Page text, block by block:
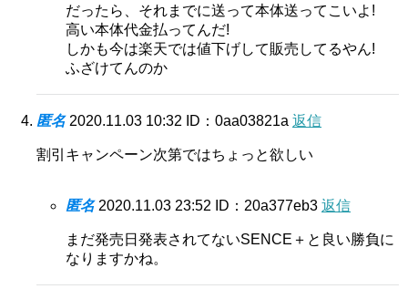
だったら、それまでに送って本体送ってこいよ!
高い本体代金払ってんだ!
しかも今は楽天では値下げして販売してるやん!
ふざけてんのか
匿名 2020.11.03 10:32 ID：0aa03821a 返信
割引キャンペーン次第ではちょっと欲しい
匿名 2020.11.03 23:52 ID：20a377eb3 返信
まだ発売日発表されてないSENCE＋と良い勝負に
なりますかね。